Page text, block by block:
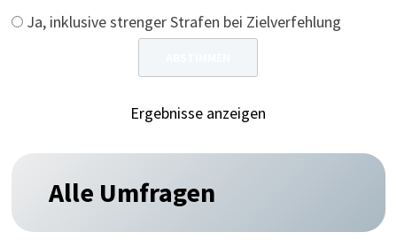
Ja, inklusive strenger Strafen bei Zielverfehlung
Ergebnisse anzeigen
Alle Umfragen